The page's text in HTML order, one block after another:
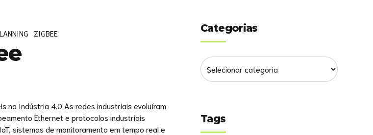
ZIGBEE
na Indústria 4.0 As redes industriais evoluíram
Ethernet e protocolos industriais
sistemas de monitoramento em tempo real e
Categorias
Tags